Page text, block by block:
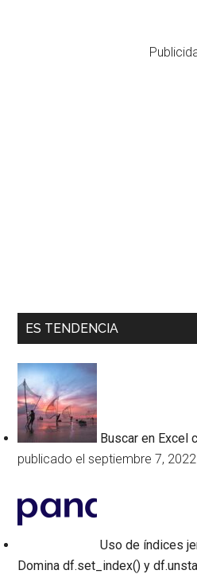
ES TENDENCIA
Buscar en Excel
publicado el septiembre 7, 2022
Uso de índices
Domina df.set_index() y